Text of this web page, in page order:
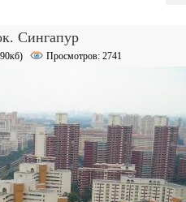
Сингапур
Просмотров: 2741